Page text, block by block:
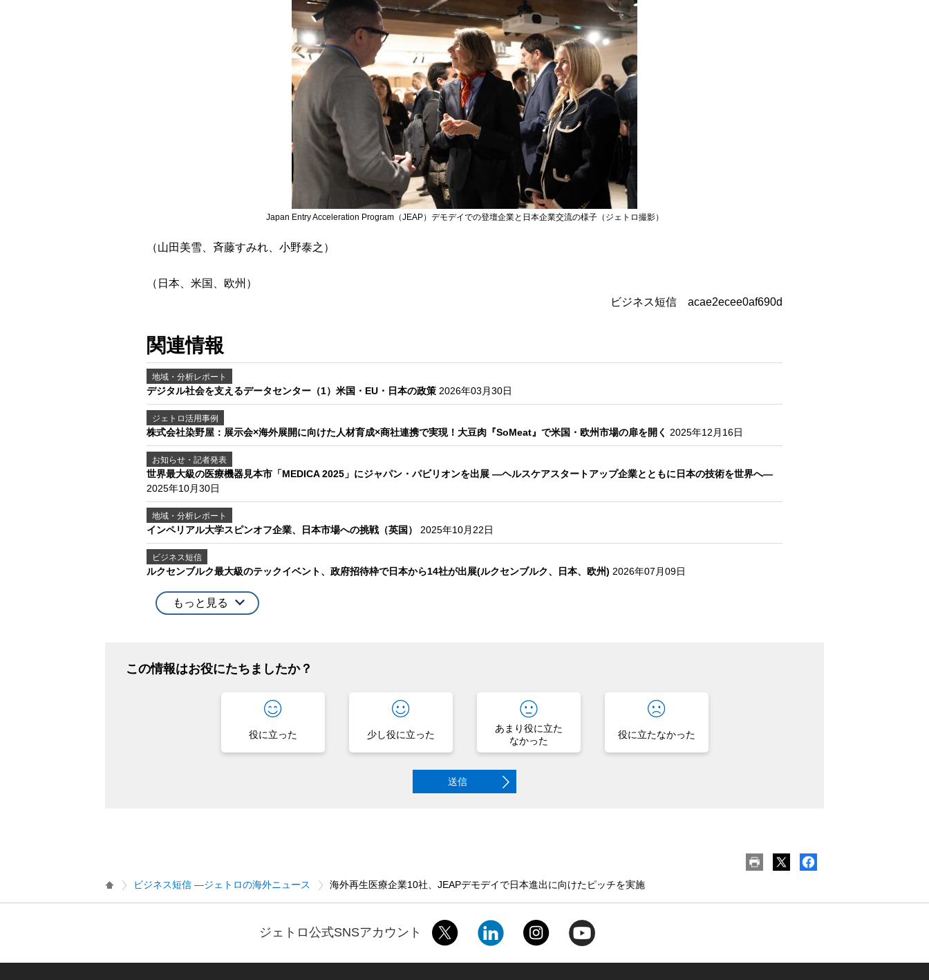
Japan Entry Acceleration Program（JEAP）デモデイでの登壇企業と日本企業交流の様子（ジェトロ撮影）
（山田美雪、斉藤すみれ、小野泰之）
（日本、米国、欧州）
ビジネス短信 acae2ecee0af690d
関連情報
地域・分析レポート
デジタル社会を支えるデータセンター（1）米国・EU・日本の政策 2026年03月30日
ジェトロ活用事例
株式会社染野屋：展示会×海外展開に向けた人材育成×商社連携で実現！大豆肉『SoMeat』で米国・欧州市場の扉を開く 2025年12月16日
お知らせ・記者発表
世界最大級の医療機器見本市「MEDICA 2025」にジャパン・パビリオンを出展 ―ヘルスケアスタートアップ企業とともに日本の技術を世界へ―
2025年10月30日
地域・分析レポート
インペリアル大学スピンオフ企業、日本市場への挑戦（英国） 2025年10月22日
ビジネス短信
ルクセンブルク最大級のテックイベント、政府招待枠で日本から14社が出展(ルクセンブルク、日本、欧州) 2026年07月09日
もっと見る
この情報はお役にたちましたか？
役に立った 少し役に立った
あまり役に立た
なかった
役に立たなかった
送信
ビジネス短信 ―ジェトロの海外ニュース 海外再生医療企業10社、JEAPデモデイで日本進出に向けたピッチを実施
ジェトロ公式SNSアカウント